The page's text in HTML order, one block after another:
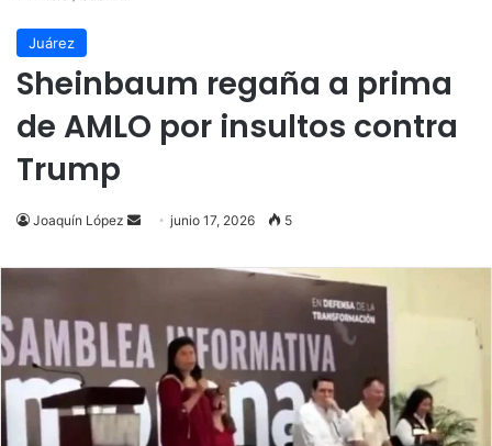
Juárez
Sheinbaum regaña a prima
de AMLO por insultos contra
Trump
Joaquín López
Send
email
junio 17, 2026 5